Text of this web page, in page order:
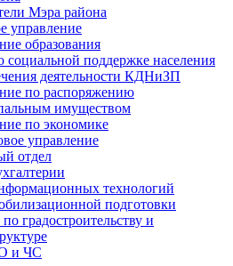
Мэра района
управление
образования
социальной поддержке населения
деятельности КДНиЗП
по распоряжению
имуществом
по экономике
управление
отдел
технологий
подготовки
градостроительству и
и ЧС